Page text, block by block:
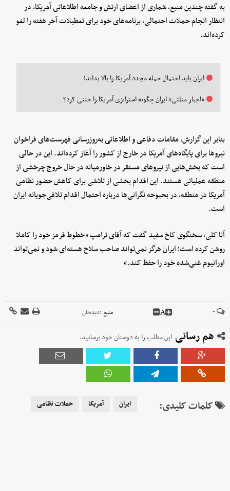
به گفته چندین منبع، شماری از اعضای ارتش و جامعه اطلاعاتی آمریکا، در
انتظار انجام حملات احتمالی، برنامه‌های خود برای تعطیلات آخر هفته را لغو
کرده‌اند.
ایران باید احتمال حمله مجدد آمریکا را بالا بداند!
«اجبار مثلثی» ایران چگونه استراتژی آمریکا را خنثی کرد؟
بنابر این گزارش، مقامات دفاعی و اطلاعاتی به‌روزرسانی فهرست‌های فراخوان
نیروها برای پایگاه‌های آمریکا در خارج از کشور را آغاز کرده‌اند. این در حالی
است که بخش‌هایی از نیروهای مستقر در خاورمیانه در حال خروج چرخشی از
منطقه عملیاتی هستند. این اقدام بخشی از تلاشی برای کاهش حضور نظامی
آمریکا در منطقه، در بحبوحه نگرانی‌ها درباره احتمال اقدام تلافی‌جویانه ایران
است.
آنا کلی، سخنگوی کاخ سفید گفت که آقای ترامپ «خطوط قرمز خود را کاملا
روشن کرده است؛ ایران هرگز نمی‌تواند صاحب سلاح هسته‌ای شود و نمی‌تواند
اورانیوم غنی‌شده خود را حفظ کند.»
۰ A منبع :دیده‌بان
هم رسانی این مطلب را به دوستان خود برسانید.
کلمات کلیدی: ایران آمریکا حملات نظامی